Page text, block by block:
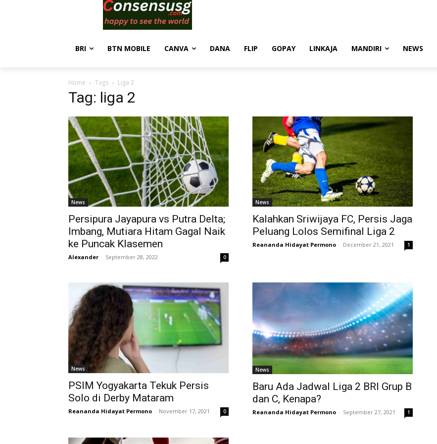
BRI BTN MOBILE CANVA DANA FLIP GOPAY LINKAJA MANDIRI NEWS
Home Tags Liga 2
Tag: liga 2
News
Persipura Jayapura vs Putra Delta;
Imbang, Mutiara Hitam Gagal Naik
ke Puncak Klasemen
Alexander - September 28, 2022 0
News
Kalahkan Sriwijaya FC, Persis Jaga
Peluang Lolos Semifinal Liga 2
Reananda Hidayat Permono - December 21, 2021 1
News
PSIM Yogyakarta Tekuk Persis
Solo di Derby Mataram
Reananda Hidayat Permono - November 17, 2021 0
News
Baru Ada Jadwal Liga 2 BRI Grup B
dan C, Kenapa?
Reananda Hidayat Permono - September 27, 2021 1